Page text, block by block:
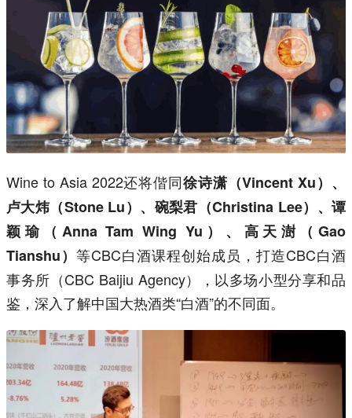
Wine to Asia 2022还将偕同徐诗潇（Vincent Xu）、
卢大炜（Stone Lu）、碗梨君（Christina Lee）、谭
颖瑜（Anna Tam Wing Yu）、高天澍（Gao
Tianshu） 等CBC白酒课程创始成员，打造CBC白酒
事务所（CBC Baijiu Agency），以多场小型分享和品
鉴，深入了解中国大热酒类“白酒”的不同面。